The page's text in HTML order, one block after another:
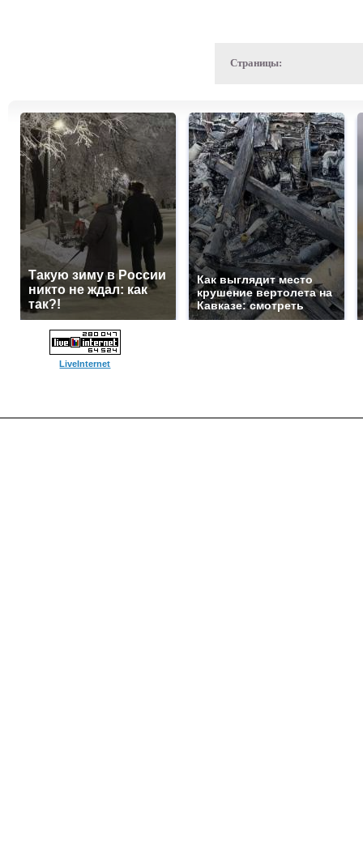
Страницы:
Такую зиму в России
никто не ждал: как
так?!
Как выглядит место
крушение вертолета на
Кавказе: смотреть
LiveInternet